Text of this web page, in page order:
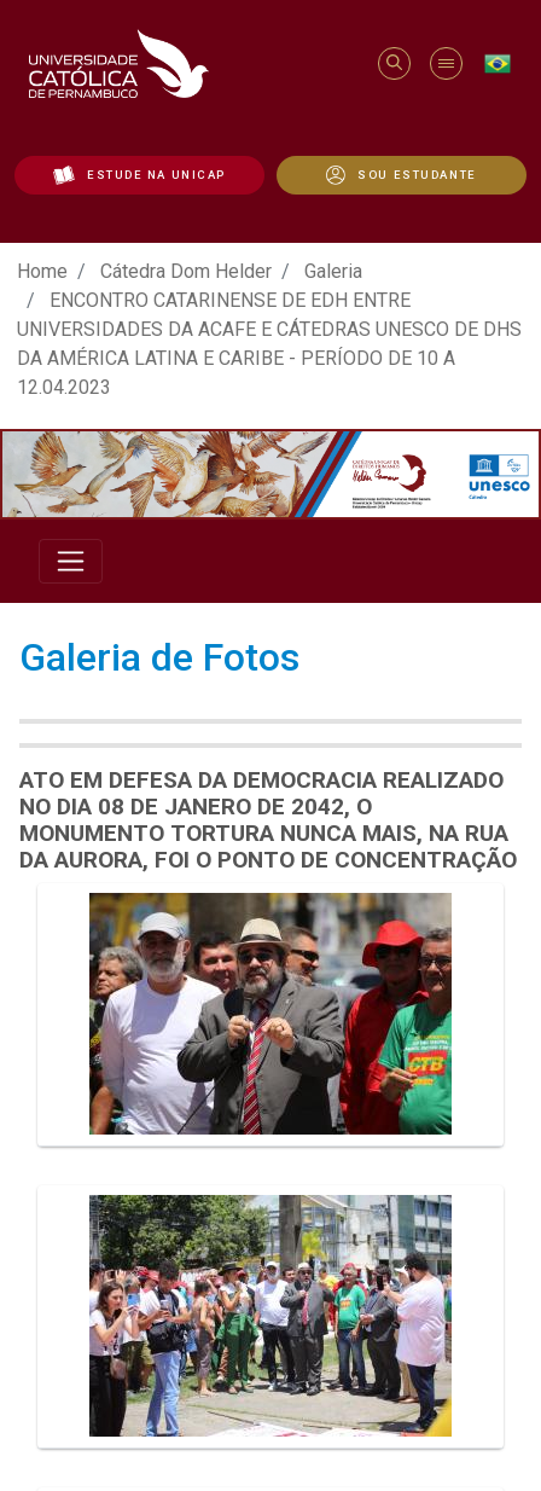
ESTUDE NA UNICAP SOU ESTUDANTE
ATO EM DEFESA DA DEMOCRACIA
Home Cátedra Dom Helder
Galeria
ENCONTRO CATARINENSE DE EDH ENTRE
UNIVERSIDADES DA ACAFE E CÁTEDRAS UNESCO DE DHS
DA AMÉRICA LATINA E CARIBE - PERÍODO DE 10 A
12.04.2023
Galeria de Fotos
ATO EM DEFESA DA DEMOCRACIA REALIZADO
NO DIA 08 DE JANERO DE 2042, O
MONUMENTO TORTURA NUNCA MAIS, NA RUA
DA AURORA, FOI O PONTO DE CONCENTRAÇÃO
Galeria de Mídias